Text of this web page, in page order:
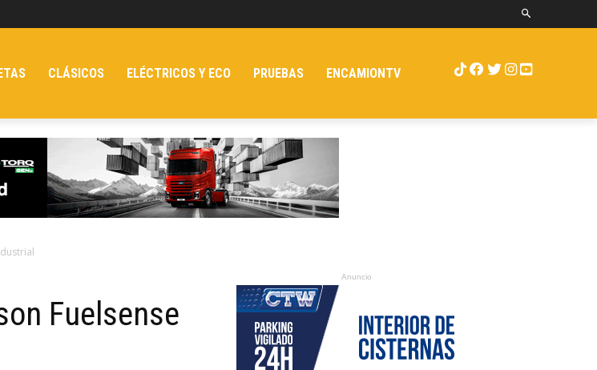
CLÁSICOS ELÉCTRICOS Y ECO PRUEBAS ENCAMIONTV
Fuelsense
Anuncio